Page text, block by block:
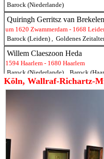
Barock (Niederlande)
Quiringh Gerritsz van
um 1620 Zwammerdam - 1668
Barock (Leiden) , Goldenes
Willem Claeszoon Heda
1594 Haarlem - 1680 Haarlem
Barock (Niederlande)
Barock
Goldenes Zeitalter (Niederlande)
Köln, Wallraf-Richartz-